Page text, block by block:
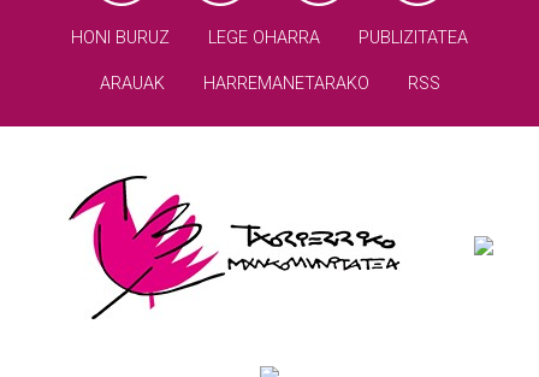
HONI BURUZ LEGE OHARRA PUBLIZITATEA
ARAUAK HARREMANETARAKO RSS